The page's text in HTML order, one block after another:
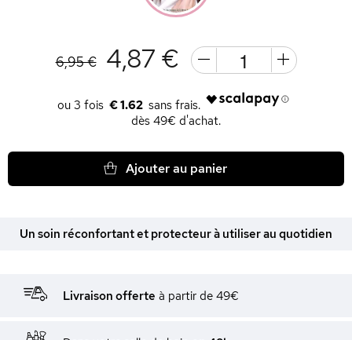
6,95 € 4,87 €
€ 1.62
dès 49€ d'achat.
Ajouter au panier
Un soin réconfortant et protecteur à utiliser au quotidien
Livraison offerte à partir de 49€